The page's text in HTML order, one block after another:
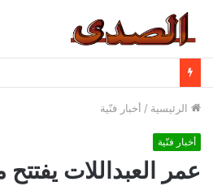
الرئيسية / أخبار فنّية
أخبار فنّية
عمر العبداللات